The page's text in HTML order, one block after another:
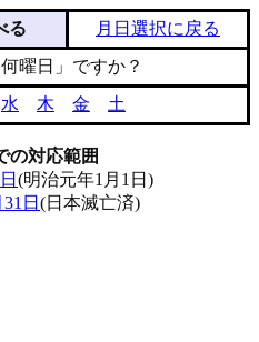
る
月日選択に戻る
曜日」ですか？
水 木 金 土
の対応範囲
(明治元年1月1日)
日 (日本滅亡済)